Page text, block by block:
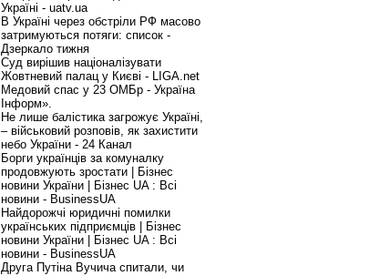
Україні - uatv.ua
В Україні через обстріли РФ масово
затримуються потяги: список -
Дзеркало тижня
Суд вирішив націоналізувати
Жовтневий палац у Києві - LIGA.net
Медовий спас у 23 ОМБр - Україна
Інформ».
Не лише балістика загрожує Україні,
– військовий розповів, як захистити
небо України - 24 Канал
Борги українців за комуналку
продовжують зростати | Бізнес
новини України | Бізнес UA : Всі
новини - BusinessUA
Найдорожчі юридичні помилки
українських підприємців | Бізнес
новини України | Бізнес UA : Всі
новини - BusinessUA
Друга Путіна Вучича спитали, чи